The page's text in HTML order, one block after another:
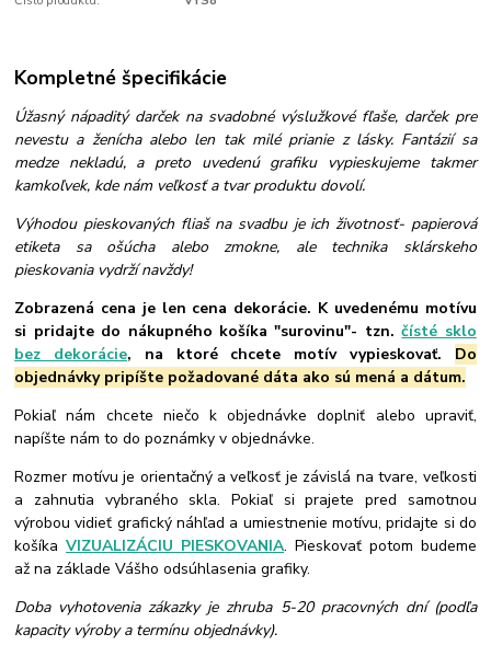
Kompletné špecifikácie
Úžasný nápaditý darček na svadobné výslužkové fľaše, darček pre
nevestu a ženícha alebo len tak milé prianie z lásky. Fantázií sa
medze nekladú, a preto uvedenú grafiku vypieskujeme takmer
kamkoľvek, kde nám veľkosť a tvar produktu dovolí.
Výhodou pieskovaných fliaš na svadbu je ich životnosť- papierová
etiketa sa ošúcha alebo zmokne, ale technika sklárskeho
pieskovania vydrží navždy!
Zobrazená cena je len cena dekorácie. K uvedenému motívu
si pridajte do nákupného košíka "surovinu"- tzn.čísté sklo
bez dekorácie, na ktoré chcete motív vypieskovať. Do
objednávky pripíšte požadované dáta ako sú mená a dátum.
Pokiaľ nám chcete niečo k objednávke doplniť alebo upraviť,
napíšte nám to do poznámky v objednávke.
Rozmer motívu je orientačný a veľkosť je závislá na tvare, veľkosti
a zahnutia vybraného skla. Pokiaľ si prajete pred samotnou
výrobou vidieť grafický náhľad a umiestnenie motívu, pridajte si do
košíkaVIZUALIZÁCIU PIESKOVANIA. Pieskovať potom budeme
až na základe Vášho odsúhlasenia grafiky.
Doba vyhotovenia zákazky je zhruba 5-20 pracovných dní (podľa
kapacity výroby a termínu objednávky).